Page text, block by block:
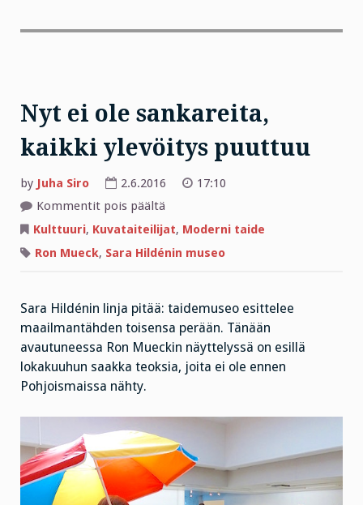
Nyt ei ole sankareita,
kaikki ylevöitys puuttuu
by Juha Siro 2.6.2016
17:10
Kommentit pois päältä
ei
ole
sankareita,
Kulttuuri, Kuvataiteilijat, Moderni taide
Ron Mueck, Sara Hildénin museo
Sara Hildénin linja pitää: taidemuseo esittelee
maailmantähden toisensa perään. Tänään
avautuneessa Ron Mueckin näyttelyssä on esillä
lokakuuhun saakka teoksia, joita ei ole ennen
Pohjoismaissa nähty.